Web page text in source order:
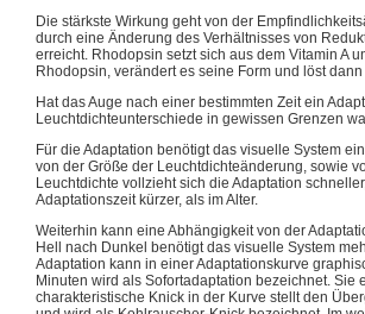
Die stärkste Wirkung geht von der
durch eine Änderung des Verhältnisses von
erreicht. Rhodopsin setzt sich aus dem Vitamin A
Rhodopsin, verändert es seine Form und löst
Hat das Auge nach einer bestimmten Zeit ein
Leuchtdichteunterschiede in gewissen Grenzen
Für die Adaptation benötigt das visuelle System
von der Größe der Leuchtdichteänderung, sowie
Leuchtdichte vollzieht sich die Adaptation
Adaptationszeit kürzer, als im Alter.
Weiterhin kann eine Abhängigkeit von der
Hell nach Dunkel benötigt das visuelle System
Adaptation kann in einer Adaptationskurve
Minuten wird als Sofortadaptation bezeichnet. Sie
charakteristische Knick in der Kurve stellt den